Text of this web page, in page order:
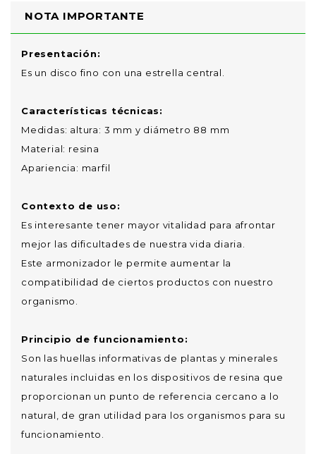
NOTA IMPORTANTE
Presentación:
Es un disco fino con una estrella central.
Características técnicas:
Medidas: altura: 3 mm y diámetro 88 mm
Material: resina
Apariencia: marfil
Contexto de uso:
Es interesante tener mayor vitalidad para afrontar
mejor las dificultades de nuestra vida diaria.
Este armonizador le permite aumentar la
compatibilidad de ciertos productos con nuestro
organismo.
Principio de funcionamiento:
Son las huellas informativas de plantas y minerales
naturales incluidas en los dispositivos de resina que
proporcionan un punto de referencia cercano a lo
natural, de gran utilidad para los organismos para su
funcionamiento.